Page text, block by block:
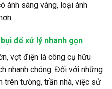
ánh sáng vàng, loại ánh
để xử lý nhanh gọn
vợt điện là công cụ hữu
nhanh chóng. Đối với những
trên tường, trần nhà, việc sử